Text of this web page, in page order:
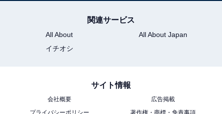
関連サービス
All About
All About Japan
イチオシ
サイト情報
会社概要
広告掲載
プライバシーポリシー
著作権・商標・免責事項